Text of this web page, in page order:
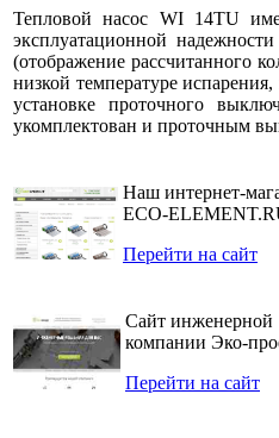
Тепловой насос WI 14TU
эксплуатационной
(отображение рассчитанного
низкой температуре
установке проточного
укомплектован и проточным
Наш интернет-
ECO-
Перейти на сайт
Сайт инженерной
компании Эко-
Перейти на сайт